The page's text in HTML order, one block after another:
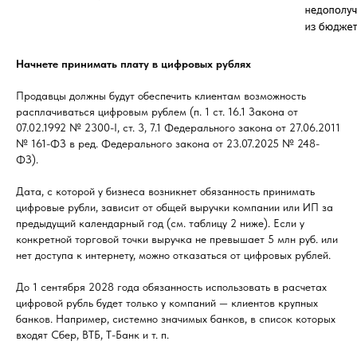
Начнете принимать плату в цифровых рублях
Продавцы должны будут обеспечить клиентам возможность
расплачиваться цифровым рублем (п. 1 ст. 16.1 Закона от
07.02.1992 № 2300-I, ст. 3, 7.1 Федерального закона от 27.06.2011
№ 161-ФЗ в ред. Федерального закона от 23.07.2025 № 248-
ФЗ).
Дата, с которой у бизнеса возникнет обязанность принимать
цифровые рубли, зависит от общей выручки компании или ИП за
предыдущий календарный год (см. таблицу 2 ниже). Если у
конкретной торговой точки выручка не превышает 5 млн руб. или
нет доступа к интернету, можно отказаться от цифровых рублей.
До 1 сентября 2028 года обязанность использовать в расчетах
цифровой рубль будет только у компаний — клиентов крупных
банков. Например, системно значимых банков, в список которых
входят Сбер, ВТБ, Т-Банк и т. п.